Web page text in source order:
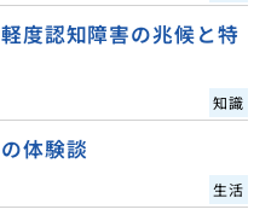
度認知障害の兆候と特
知識
体験談
生活